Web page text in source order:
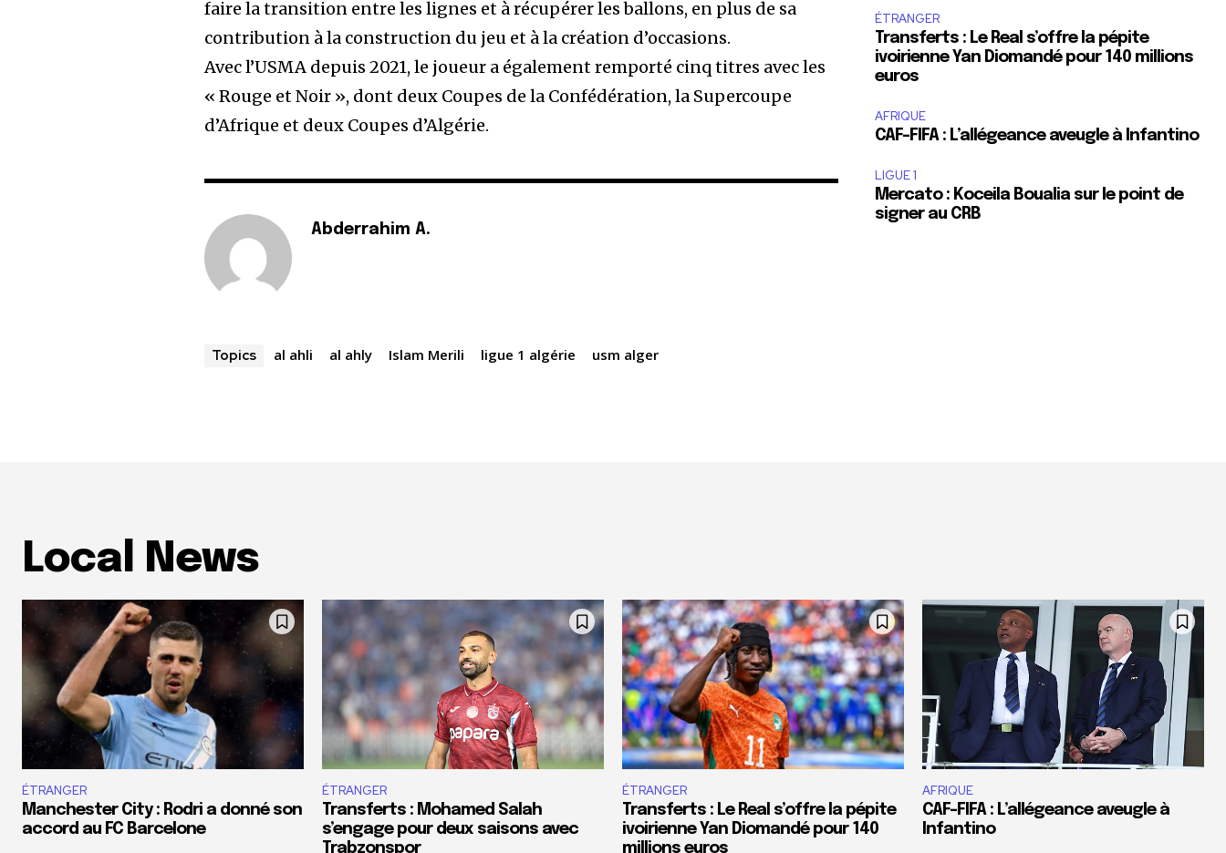
faire la transition entre les lignes et à récupérer les ballons, en plus de sa
contribution à la construction du jeu et à la création d’occasions.
Avec l’USMA depuis 2021, le joueur a également remporté cinq titres avec les
« Rouge et Noir », dont deux Coupes de la Confédération, la Supercoupe
d’Afrique et deux Coupes d’Algérie.
Abderrahim A.
Topics al ahli al ahly Islam Merili ligue 1 algérie usm alger
ÉTRANGER
Transferts : Le Real s’offre la pépite
ivoirienne Yan Diomandé pour 140 millions
euros
AFRIQUE
CAF-FIFA : L’allégeance aveugle à Infantino
LIGUE 1
Mercato : Koceila Boualia sur le point de
signer au CRB
Local News
ÉTRANGER
Manchester City : Rodri a donné son
accord au FC Barcelone
ÉTRANGER
Transferts : Mohamed Salah
s’engage pour deux saisons avec
Trabzonspor
ÉTRANGER
Transferts : Le Real s’offre la pépite
ivoirienne Yan Diomandé pour 140
millions euros
AFRIQUE
CAF-FIFA : L’allégeance aveugle à
Infantino